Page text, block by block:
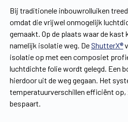
Bij traditionele inbouwrolluiken
omdat die vrijwel onmogelijk
gemaakt. Op de plaats waar de
namelijk isolatie weg. DeShutterX®
isolatie op met een composiet
luchtdichte folie wordt gelegd. Een
hierdoor uit de weg gegaan. Het
temperatuurverschillen efficiënt op,
bespaart.